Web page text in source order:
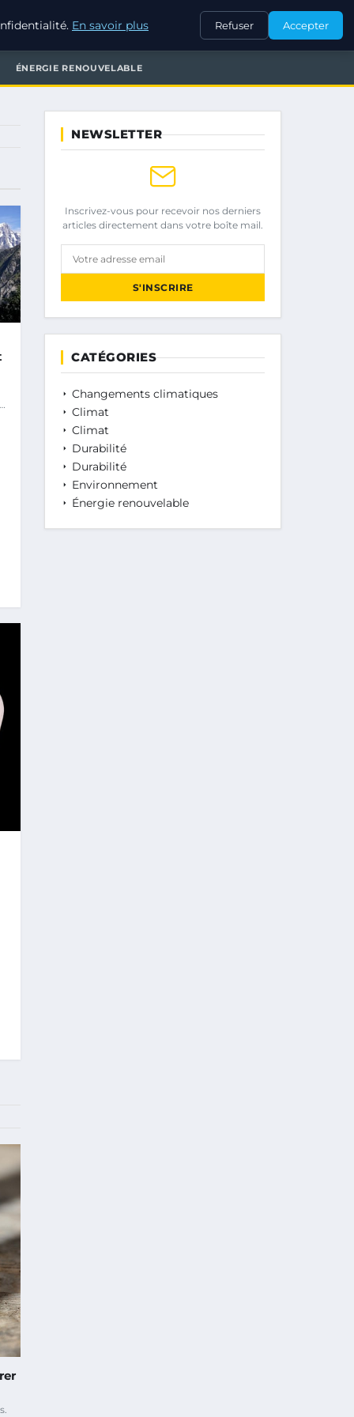
ÉNERGIE RENOUVELABLE
NEWSLETTER
Inscrivez-vous pour recevoir nos derniers
articles directement dans votre boîte mail.
Votre adresse email
S'INSCRIRE
CATÉGORIES
Changements climatiques
Climat
Climat
Durabilité
Durabilité
Environnement
Énergie renouvelable
En savoir plus Refuser Accepter